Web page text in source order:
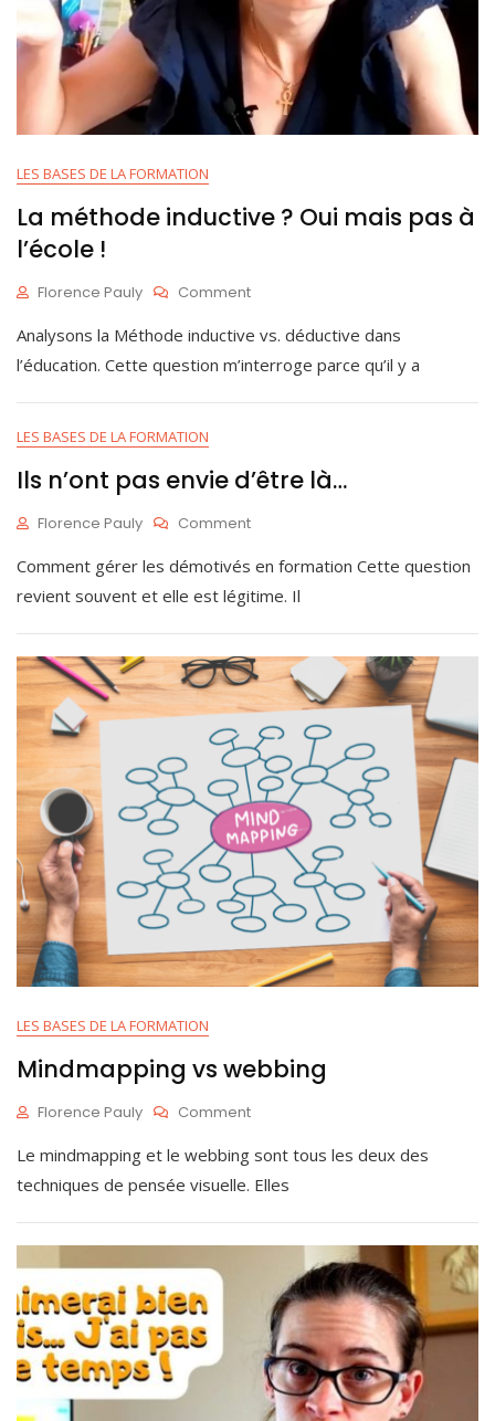
LES BASES DE LA FORMATION
La méthode inductive ? Oui mais pas à
l’école !
A
I
9
2
0
2
5
Florence Pauly CommentOn
Méthode
Inductive
Oui
À
L’école
Analysons la Méthode inductive vs. déductive dans
l’éducation. Cette question m’interroge parce qu’il y a
LES BASES DE LA FORMATION
Ils n’ont pas envie d’être là…
A
I
2
,
2
2
Florence Pauly CommentOn
N’ont
Pas
D’être
Là…
Comment gérer les démotivés en formation Cette question
revient souvent et elle est légitime. Il
LES BASES DE LA FORMATION
Mindmapping vs webbing
A
I
2
,
2
0
2
5
Florence Pauly CommentOn
Vs
Webbing
Le mindmapping et le webbing sont tous les deux des
techniques de pensée visuelle. Elles